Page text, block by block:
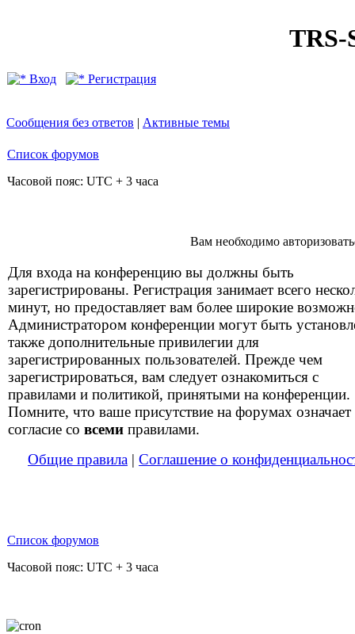
TRS-
Вход Регистрация
Сообщения без ответов | Активные темы
Список форумов
Часовой пояс: UTC + 3 часа
Вам необходимо
Для входа на конференцию вы должны быть
зарегистрированы. Регистрация занимает всего
минут, но предоставляет вам более широкие
Администратором конференции могут быть
также дополнительные привилегии для
зарегистрированных пользователей. Прежде чем
зарегистрироваться, вам следует ознакомиться с
правилами и политикой, принятыми на конференции.
Помните, что ваше присутствие на форумах означает
согласие со всеми правилами.
Общие правила | Соглашение о
Список форумов
Часовой пояс: UTC + 3 часа